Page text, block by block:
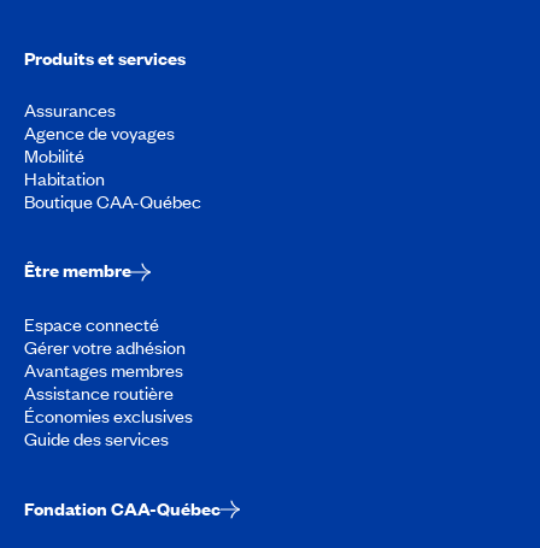
Produits et services
Assurances
Agence de voyages
Mobilité
Habitation
Boutique CAA-Québec
Être membre
Espace connecté
Gérer votre adhésion
Avantages membres
Assistance routière
Économies exclusives
Guide des services
Fondation CAA-Québec